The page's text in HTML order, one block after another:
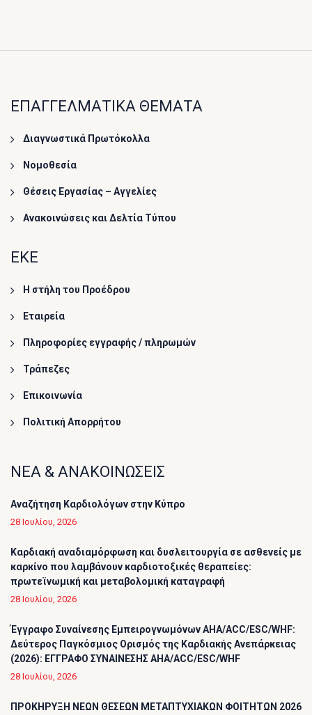
ΕΠΑΓΓΕΛΜΑΤΙΚΑ ΘΕΜΑΤΑ
Διαγνωστικά Πρωτόκολλα
Νομοθεσία
Θέσεις Εργασίας – Αγγελίες
Ανακοινώσεις και Δελτία Τύπου
ΕΚΕ
Η στήλη του Προέδρου
Εταιρεία
Πληροφορίες εγγραφής / πληρωμών
Τράπεζες
Επικοινωνία
Πολιτική Απορρήτου
ΝΕΑ & ΑΝΑΚΟΙΝΩΣΕΙΣ
Αναζήτηση Καρδιολόγων στην Κύπρο
28 Ιουλίου, 2026
Καρδιακή αναδιαμόρφωση και δυσλειτουργία σε ασθενείς με
καρκίνο που λαμβάνουν καρδιοτοξικές θεραπείες:
πρωτεϊνωμική και μεταβολομική καταγραφή
28 Ιουλίου, 2026
Έγγραφο Συναίνεσης Εμπειρογνωμόνων AHA/ACC/ESC/WHF:
Δεύτερος Παγκόσμιος Ορισμός της Καρδιακής Ανεπάρκειας
(2026): ΕΓΓΡΑΦΟ ΣΥΝΑΙΝΕΣΗΣ AHA/ACC/ESC/WHF
28 Ιουλίου, 2026
ΠΡΟΚΗΡΥΞΗ ΝΕΩΝ ΘΕΣΕΩΝ ΜΕΤΑΠΤΥΧΙΑΚΩΝ ΦΟΙΤΗΤΩΝ 2026